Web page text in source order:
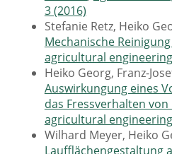
3 (2016)
Stefanie Retz, Heiko
Mechanische
agricultural
Heiko Georg, Franz-
Auswirkungung eines
das Fressverhalten
agricultural
Wilhard Meyer, Heiko
Laufflächengestaltung